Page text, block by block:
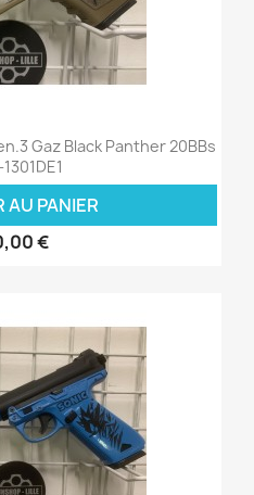
Gaz Black Panther 20BBs
AU PANIER
€